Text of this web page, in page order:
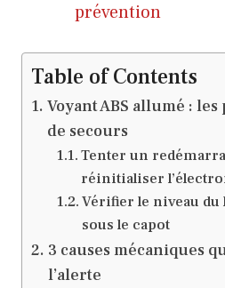
prévention
Table of Contents
Voyant ABS allumé :
de secours
Tenter un
réinitialiser
Vérifier le niveau
sous le capot
3 causes mécaniques
l’alerte